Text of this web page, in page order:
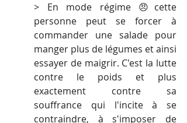
> En mode régime 😠cette
personne peut se forcer à
commander une salade pour
manger plus de légumes et ainsi
essayer de maigrir. C'est la lutte
contre le poids et plus
exactement contre sa
souffrance qui l'incite à se
contraindre, à s'imposer de